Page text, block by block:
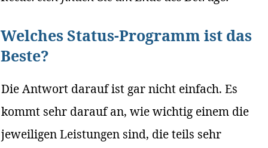
Welches Status-Programm ist das
Beste?
Die Antwort darauf ist gar nicht einfach. Es
kommt sehr darauf an, wie wichtig einem die
jeweiligen Leistungen sind, die teils sehr